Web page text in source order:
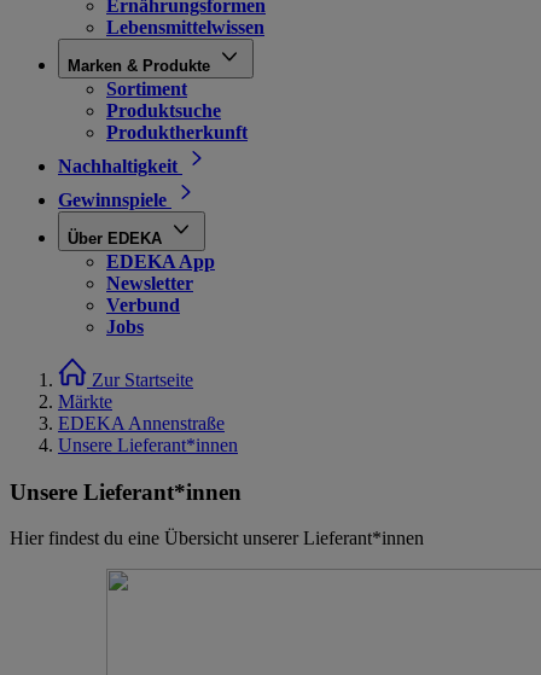
Ernährungsformen
Lebensmittelwissen
Marken & Produkte
Sortiment
Produktsuche
Produktherkunft
Nachhaltigkeit
Gewinnspiele
Über EDEKA
EDEKA App
Newsletter
Verbund
Jobs
Zur Startseite
Märkte
EDEKA Annenstraße
Unsere Lieferant*innen
Unsere Lieferant*innen
Hier findest du eine Übersicht unserer Lieferant*innen